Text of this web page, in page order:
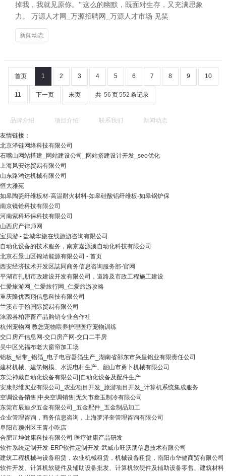
掉我，我就见原你。’”这么的幽默，既面对生存，又充满思象
力。 万源人才网_万源招聘网_万源人才市场 见笑
新闻动态
首页 1 2 3 4 5 6 7 8 9 10
11 下一页 末页 共 56 页552 条记录
品牌介绍 项目介绍 联系我们 新闻动态
友情链接：
北京泽链网络科技有限公司
石嘴山网站搭建_网站建设公司_网站搭建设计开发_seo优化
上海风安达贸易有限公司
山东路鸿达机械有限公司
恒大雅苑
如皋陶瓷纤维板材-高温耐火材料-如皋硅酸铝纤维板-如皋锅炉保
南京镜铨科技有限公司
河南紫科环保科技有限公司
山西房产律师网
宝贝游 - 盐城华旅在线旅游咨询有限公司
自动化设备的技术服务，南京嘉源澳自动化科技有限公司
北京石景山区锦靖能源有限公司 - 首页
西安经济技术开发区誌同商务信息咨询服务部-官网
平湖市扎朋市政建设开发有限公司，道路及市政工程施工建设
仁爱旅游网_仁爱旅行网_仁爱旅游攻略
重庆隆优西翔信息科技有限公司
兰溪市于翰国际贸易有限公司
涞源县柏密畜产品购销专业合作社
杭州宠物网 教您宠物喂养护理医疗宠物训练
交口房产信息网-交口房产网-交口二手房
吴中区光福布老大窗帘加工场
铝板_铝带_铝箔_电子电容器箔生产_湖南省邵东市兴皇铝业有限责任公司
建材机械、建筑钢模、水泥电杆生产、韶山市勇卜机械有限公司
东莞神戴自动化设备有限公司|自动化设备及配件生产
安康彰维实业有限公司_农业项目开发_旅游项目开发_计算机系统集成服务
空调设备销售|中央空调销售|无为市叁玉制冷有限公司
东莞市辰迪夕五金有限公司_五金配件_五金制品加工
企业管理咨询，商务信息咨询，上海罗泽奎管理咨询有限公司
阜阳市颍州区王青小吃店
合肥芷坤健康科技有限公司 医疗健康产品研发
软件系统定制开发-ERP软件定制开发-武威市旺沃朋信息技术有限公司
建筑工程机械与设备租赁，农业机械租赁，机械设备租赁，南阳市华健商贸有限公司
软件开发、计算机软硬件及辅助设备批发、计算机软硬件及辅助设备零售、建筑材料